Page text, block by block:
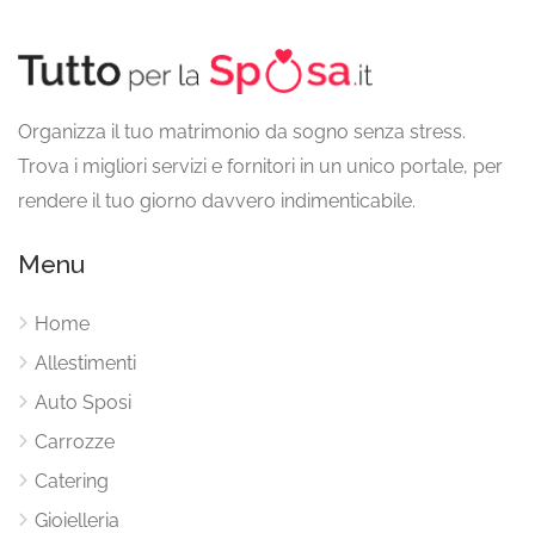
Organizza il tuo matrimonio da sogno senza stress.
Trova i migliori servizi e fornitori in un unico portale, per
rendere il tuo giorno davvero indimenticabile.
Menu
Home
Allestimenti
Auto Sposi
Carrozze
Catering
Gioielleria